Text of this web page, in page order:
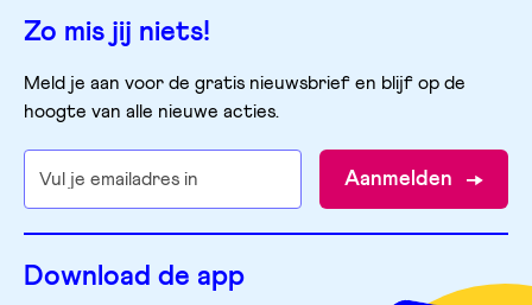
Zo mis jij niets!
Meld je aan voor de gratis nieuwsbrief en blijf op de
hoogte van alle nieuwe acties.
Aanmelden
Download de app